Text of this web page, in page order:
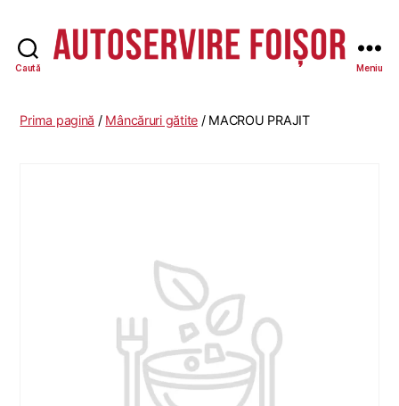
Caută Meniu
Prima pagină / Mâncăruri gătite / MACROU PRAJIT